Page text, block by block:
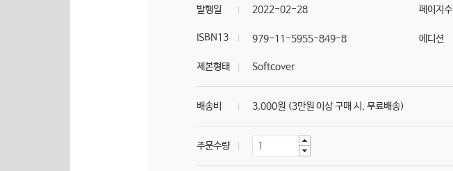
발행일 2022-02-28 페이지수
ISBN13 979-11-5955-849-8 에디션
제본형태 Softcover
배송비 3,000원 (3만원 이상 구매 시, 무료배송)
주문수량